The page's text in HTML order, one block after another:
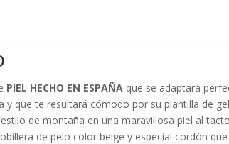
PIEL HECHO EN ESPAÑA que se adaptará
y que te resultará cómodo por su plantilla de
de montaña en una maravillosa piel al
de pelo color beige y especial cordón